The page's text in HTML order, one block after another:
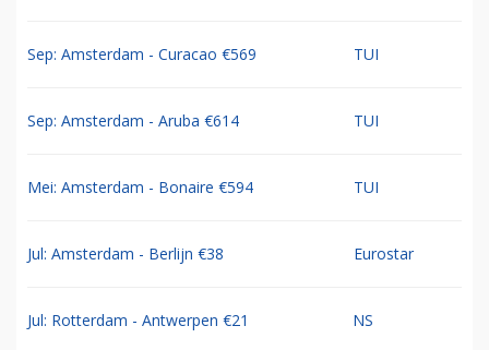
Sep: Amsterdam - Curacao €569 TUI
Sep: Amsterdam - Aruba €614 TUI
Mei: Amsterdam - Bonaire €594 TUI
Jul: Amsterdam - Berlijn €38 Eurostar
Jul: Rotterdam - Antwerpen €21 NS